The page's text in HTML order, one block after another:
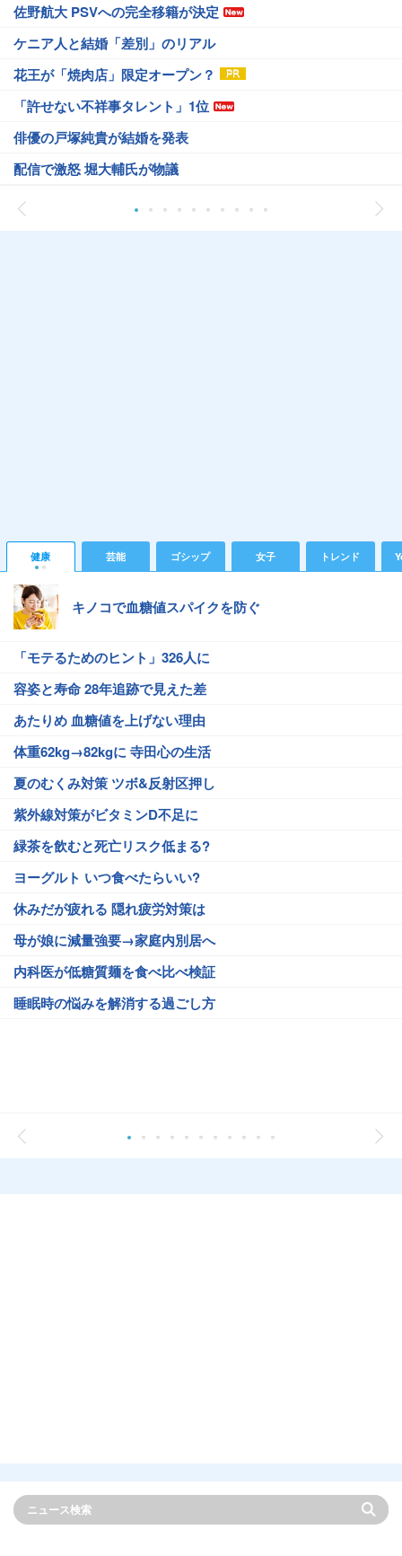
佐野航大 PSVへの完全移籍が決定
ケニア人と結婚「差別」のリアル
花王が「焼肉店」限定オープン？
「許せない不祥事タレント」1位
俳優の戸塚純貴が結婚を発表
配信で激怒 堀大輔氏が物議
健康 芸能 ゴシップ 女子 トレンド
キノコで血糖値スパイクを防ぐ
「モテるためのヒント」326人に
容姿と寿命 28年追跡で見えた差
あたりめ 血糖値を上げない理由
体重62kg→82kgに 寺田心の生活
夏のむくみ対策 ツボ&反射区押し
紫外線対策がビタミンD不足に
緑茶を飲むと死亡リスク低まる?
ヨーグルト いつ食べたらいい?
休みだが疲れる 隠れ疲労対策は
母が娘に減量強要→家庭内別居へ
内科医が低糖質麺を食べ比べ検証
睡眠時の悩みを解消する過ごし方